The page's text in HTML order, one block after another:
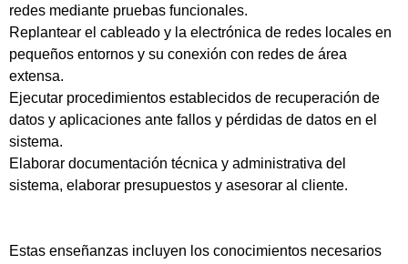
redes mediante pruebas funcionales.
Replantear el cableado y la electrónica de redes locales en
pequeños entornos y su conexión con redes de área
extensa.
Ejecutar procedimientos establecidos de recuperación de
datos y aplicaciones ante fallos y pérdidas de datos en el
sistema.
Elaborar documentación técnica y administrativa del
sistema, elaborar presupuestos y asesorar al cliente.
Estas enseñanzas incluyen los conocimientos necesarios